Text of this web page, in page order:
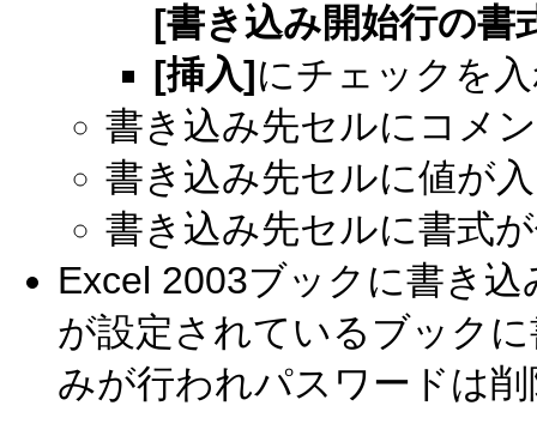
[書き込み開始行の書
[挿入]にチェックを
書き込み先セルにコメ
書き込み先セルに値が
書き込み先セルに書式
Excel 2003ブックに書き
が設定されているブック
みが行われパスワードは